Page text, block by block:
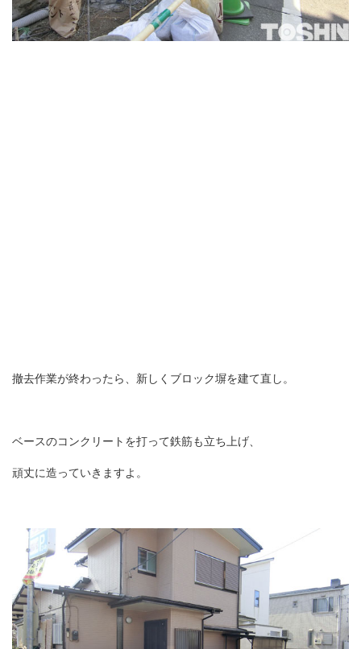
撤去作業が終わったら、新しくブロック塀を建て直し。
ベースのコンクリートを打って鉄筋も立ち上げ、
頑丈に造っていきますよ。